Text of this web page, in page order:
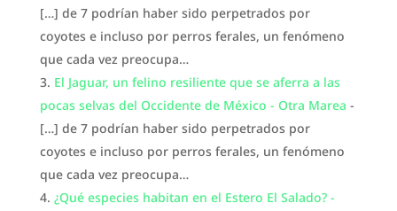
[…] de 7 podrían haber sido perpetrados por
coyotes e incluso por perros ferales, un fenómeno
que cada vez preocupa…
El Jaguar, un felino resiliente que se aferra a las
pocas selvas del Occidente de México - Otra Marea -
[…] de 7 podrían haber sido perpetrados por
coyotes e incluso por perros ferales, un fenómeno
que cada vez preocupa…
¿Qué especies habitan en el Estero El Salado? -